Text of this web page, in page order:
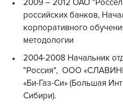
2009 – 2012 ОАО
российских банков,
корпоративного
методологии
2004-2008 Начальник
"Россия", ООО
«Би-Газ-Си» (Большая
Сибири).